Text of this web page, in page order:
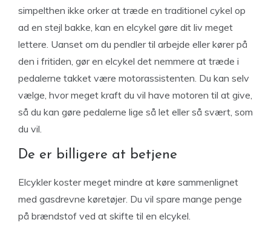
simpelthen ikke orker at træde en traditionel cykel op
ad en stejl bakke, kan en elcykel gøre dit liv meget
lettere. Uanset om du pendler til arbejde eller kører på
den i fritiden, gør en elcykel det nemmere at træde i
pedalerne takket være motorassistenten. Du kan selv
vælge, hvor meget kraft du vil have motoren til at give,
så du kan gøre pedalerne lige så let eller så svært, som
du vil.
De er billigere at betjene
Elcykler koster meget mindre at køre sammenlignet
med gasdrevne køretøjer. Du vil spare mange penge
på brændstof ved at skifte til en elcykel.